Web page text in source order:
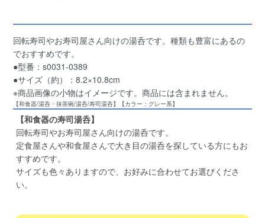
回転寿司やお寿司屋さん向けの湯呑です。種類も豊富にあるの
でおすすめです。
●型番：s0031-0389
●サイズ（約）：8.2×10.8cm
※商品画像の小物はイメージです。商品には含まれません。
【和食器/湯呑・抹茶碗/湯呑/寿司湯呑】【カラー：グレー系】
【和食器の寿司湯呑】
回転寿司やお寿司屋さん向けの湯呑です。
定食屋さんや和食屋さんで大き目の湯呑を探している方にもお
すすめです。
サイズも色々ありますので、お好みに合わせてお選びくださ
い。